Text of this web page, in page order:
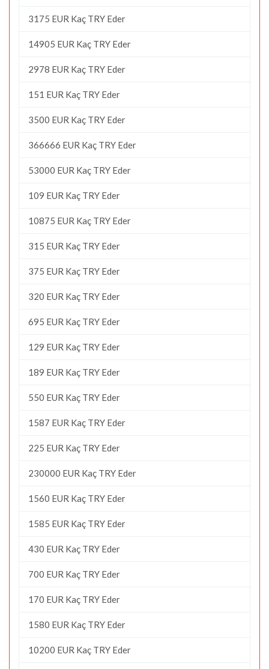
3175 EUR Kaç TRY Eder
14905 EUR Kaç TRY Eder
2978 EUR Kaç TRY Eder
151 EUR Kaç TRY Eder
3500 EUR Kaç TRY Eder
366666 EUR Kaç TRY Eder
53000 EUR Kaç TRY Eder
109 EUR Kaç TRY Eder
10875 EUR Kaç TRY Eder
315 EUR Kaç TRY Eder
375 EUR Kaç TRY Eder
320 EUR Kaç TRY Eder
695 EUR Kaç TRY Eder
129 EUR Kaç TRY Eder
189 EUR Kaç TRY Eder
550 EUR Kaç TRY Eder
1587 EUR Kaç TRY Eder
225 EUR Kaç TRY Eder
230000 EUR Kaç TRY Eder
1560 EUR Kaç TRY Eder
1585 EUR Kaç TRY Eder
430 EUR Kaç TRY Eder
700 EUR Kaç TRY Eder
170 EUR Kaç TRY Eder
1580 EUR Kaç TRY Eder
10200 EUR Kaç TRY Eder